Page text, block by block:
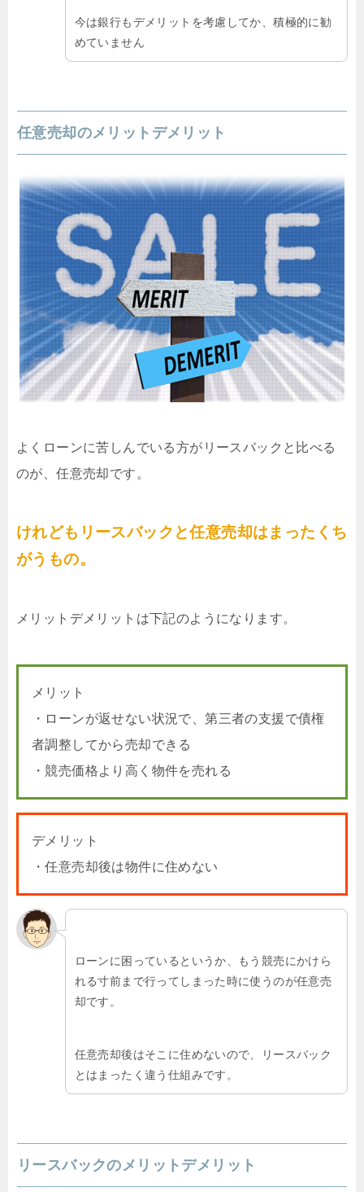
今は銀行もデメリットを考慮してか、積極的に勧
めていません
任意売却のメリットデメリット
よくローンに苦しんでいる方がリースバックと比べる
のが、任意売却です。
けれどもリースバックと任意売却はまったくち
がうもの。
メリットデメリットは下記のようになります。
メリット
・ローンが返せない状況で、第三者の支援で債権
者調整してから売却できる
・競売価格より高く物件を売れる
デメリット
・任意売却後は物件に住めない
ローンに困っているというか、もう競売にかけら
れる寸前まで行ってしまった時に使うのが任意売
却です。
任意売却後はそこに住めないので、リースバック
とはまったく違う仕組みです。
リースバックのメリットデメリット